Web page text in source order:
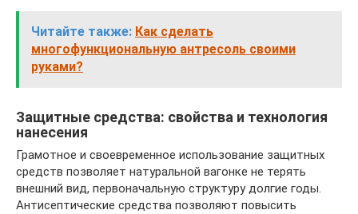
Читайте также: Как сделать
многофункциональную антресоль своими
руками?
Защитные средства: свойства и технология
нанесения
Грамотное и своевременное использование защитных
средств позволяет натуральной вагонке не терять
внешний вид, первоначальную структуру долгие годы.
Антисептические средства позволяют повысить